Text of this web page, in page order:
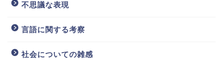
不思議な表現
言語に関する考察
社会についての雑感